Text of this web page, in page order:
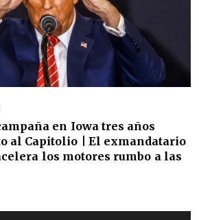
en Iowa tres años
al Capitolio | El exmandatario
los motores rumbo a las